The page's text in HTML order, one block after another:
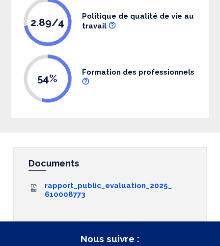
2.89/4
Politique de qualité de vie au
travail
54% Formation des professionnels
Documents
rapport_public_evaluation_2025_
610008773
Nous suivre :